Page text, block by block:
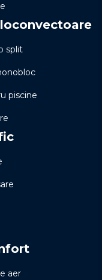
split
piscine
aer